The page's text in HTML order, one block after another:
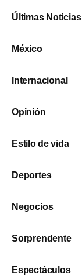
Últimas Noticias
México
Internacional
Opinión
Estilo de vida
Deportes
Negocios
Sorprendente
Espectáculos